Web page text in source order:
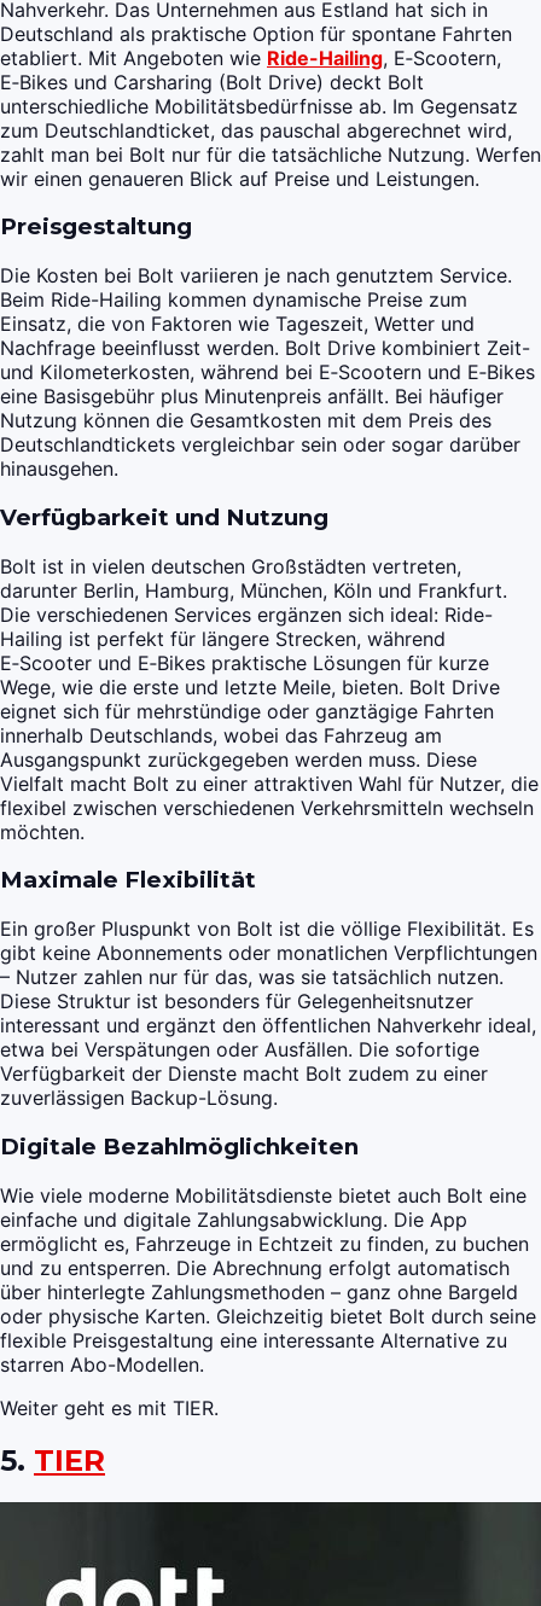
Nahverkehr. Das Unternehmen aus Estland hat sich in
Deutschland als praktische Option für spontane Fahrten
etabliert. Mit Angeboten wie Ride-Hailing, E‑Scootern,
E‑Bikes und Carsharing (Bolt Drive) deckt Bolt
unterschiedliche Mobilitätsbedürfnisse ab. Im Gegensatz
zum Deutschlandticket, das pauschal abgerechnet wird,
zahlt man bei Bolt nur für die tatsächliche Nutzung. Werfen
wir einen genaueren Blick auf Preise und Leistungen.
Preisgestaltung
Die Kosten bei Bolt variieren je nach genutztem Service.
Beim Ride-Hailing kommen dynamische Preise zum
Einsatz, die von Faktoren wie Tageszeit, Wetter und
Nachfrage beeinflusst werden. Bolt Drive kombiniert Zeit-
und Kilometerkosten, während bei E‑Scootern und E‑Bikes
eine Basisgebühr plus Minutenpreis anfällt. Bei häufiger
Nutzung können die Gesamtkosten mit dem Preis des
Deutschlandtickets vergleichbar sein oder sogar darüber
hinausgehen.
Verfügbarkeit und Nutzung
Bolt ist in vielen deutschen Großstädten vertreten,
darunter Berlin, Hamburg, München, Köln und Frankfurt.
Die verschiedenen Services ergänzen sich ideal: Ride-
Hailing ist perfekt für längere Strecken, während
E‑Scooter und E‑Bikes praktische Lösungen für kurze
Wege, wie die erste und letzte Meile, bieten. Bolt Drive
eignet sich für mehrstündige oder ganztägige Fahrten
innerhalb Deutschlands, wobei das Fahrzeug am
Ausgangspunkt zurückgegeben werden muss. Diese
Vielfalt macht Bolt zu einer attraktiven Wahl für Nutzer, die
flexibel zwischen verschiedenen Verkehrsmitteln wechseln
möchten.
Maximale Flexibilität
Ein großer Pluspunkt von Bolt ist die völlige Flexibilität. Es
gibt keine Abonnements oder monatlichen Verpflichtungen
– Nutzer zahlen nur für das, was sie tatsächlich nutzen.
Diese Struktur ist besonders für Gelegenheitsnutzer
interessant und ergänzt den öffentlichen Nahverkehr ideal,
etwa bei Verspätungen oder Ausfällen. Die sofortige
Verfügbarkeit der Dienste macht Bolt zudem zu einer
zuverlässigen Backup-Lösung.
Digitale Bezahlmöglichkeiten
Wie viele moderne Mobilitätsdienste bietet auch Bolt eine
einfache und digitale Zahlungsabwicklung. Die App
ermöglicht es, Fahrzeuge in Echtzeit zu finden, zu buchen
und zu entsperren. Die Abrechnung erfolgt automatisch
über hinterlegte Zahlungsmethoden – ganz ohne Bargeld
oder physische Karten. Gleichzeitig bietet Bolt durch seine
flexible Preisgestaltung eine interessante Alternative zu
starren Abo-Modellen.
Weiter geht es mit TIER.
5. TIER